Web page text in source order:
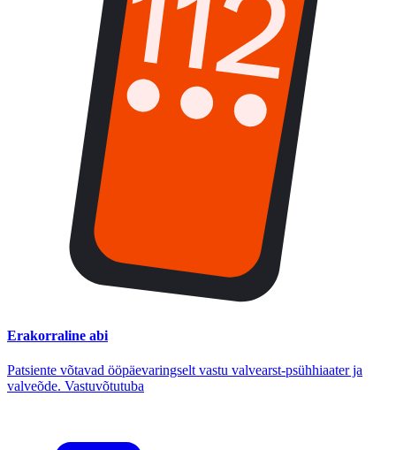
Erakorraline abi
Patsiente võtavad ööpäevaringselt vastu valvearst-psühhiaater ja
valveõde. Vastuvõtutuba